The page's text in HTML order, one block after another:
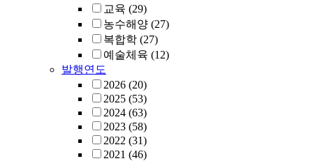
교육 (29)
농수해양 (27)
복합학 (27)
예술체육 (12)
발행연도
2026 (20)
2025 (53)
2024 (63)
2023 (58)
2022 (31)
2021 (46)